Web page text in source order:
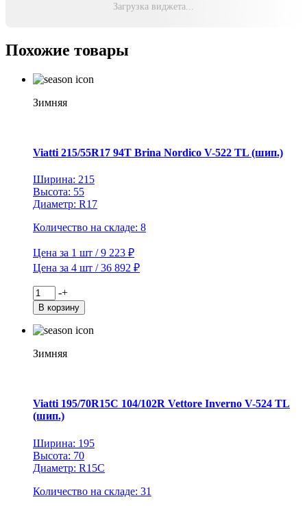
522
(шип.)
Загрузка виджета...
Похожие товары
Зимняя
Viatti 215/55R17 94T Brina Nordico V-522 TL (шип.)
Ширина: 215
Высота: 55
Диаметр: R17
Количество на складе: 8
Цена за 1 шт / 9 223 ₽
Цена за 4 шт / 36 892 ₽
Количество
товара
Viatti
215/55R17
Brina
TL
(шип.)
-+
В корзину
Зимняя
Viatti 195/70R15C 104/102R Vettore Inverno V-524 TL
(шип.)
Ширина: 195
Высота: 70
Диаметр: R15C
Количество на складе: 31